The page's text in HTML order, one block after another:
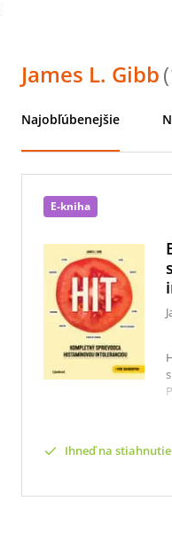
James L. Gibb(
Najobľúbenejšie
E-kniha
Ihneď na stiahnutie